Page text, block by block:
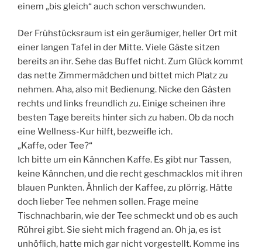
einem „bis gleich“ auch schon verschwunden.
Der Frühstücksraum ist ein geräumiger, heller Ort mit
einer langen Tafel in der Mitte. Viele Gäste sitzen
bereits an ihr. Sehe das Buffet nicht. Zum Glück kommt
das nette Zimmermädchen und bittet mich Platz zu
nehmen. Aha, also mit Bedienung. Nicke den Gästen
rechts und links freundlich zu. Einige scheinen ihre
besten Tage bereits hinter sich zu haben. Ob da noch
eine Wellness-Kur hilft, bezweifle ich.
„Kaffe, oder Tee?“
Ich bitte um ein Kännchen Kaffe. Es gibt nur Tassen,
keine Kännchen, und die recht geschmacklos mit ihren
blauen Punkten. Ähnlich der Kaffee, zu plörrig. Hätte
doch lieber Tee nehmen sollen. Frage meine
Tischnachbarin, wie der Tee schmeckt und ob es auch
Rührei gibt. Sie sieht mich fragend an. Oh ja, es ist
unhöflich, hatte mich gar nicht vorgestellt. Komme ins